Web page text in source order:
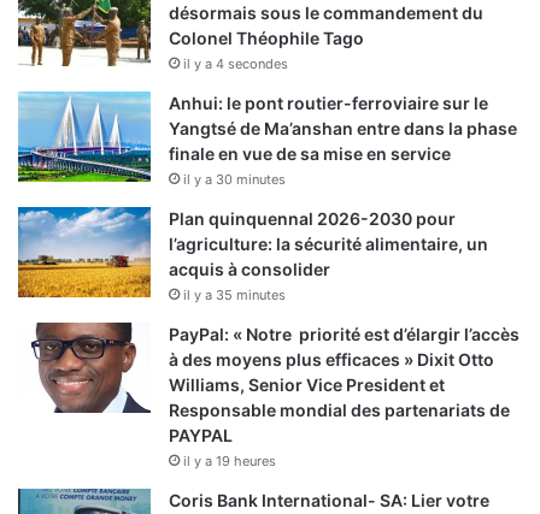
désormais sous le commandement du
Colonel Théophile Tago
il y a 4 secondes
Anhui: le pont routier-ferroviaire sur le
Yangtsé de Ma’anshan entre dans la phase
finale en vue de sa mise en service
il y a 30 minutes
Plan quinquennal 2026-2030 pour
l’agriculture: la sécurité alimentaire, un
acquis à consolider
il y a 35 minutes
PayPal: « Notre priorité est d’élargir l’accès
à des moyens plus efficaces » Dixit Otto
Williams, Senior Vice President et
Responsable mondial des partenariats de
PAYPAL
il y a 19 heures
Coris Bank International- SA: Lier votre